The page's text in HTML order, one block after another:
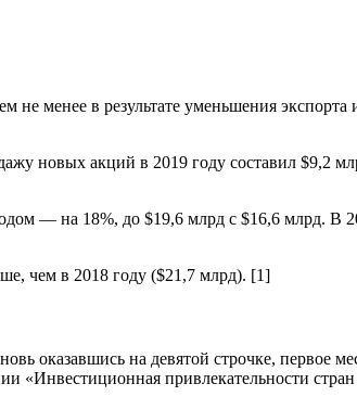
менее в результате уменьшения экспорта
новых акций в 2019 году составил $9,2
— на 18%, до $19,6 млрд с $16,6 млрд. В
чем в 2018 году ($21,7 млрд). [1]
оказавшись на девятой строчке, первое
«Инвестиционная привлекательности